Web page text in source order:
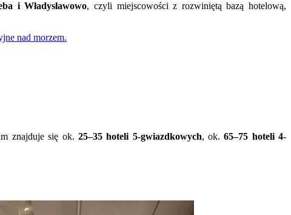
i Władysławowo, czyli miejscowości z rozwiniętą bazą hotelową,
nad morzem.
znajduje się ok. 25–35 hoteli 5-gwiazdkowych, ok.65–75 hoteli 4-